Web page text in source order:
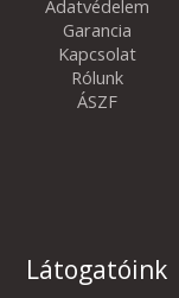
Adatvédelem
Garancia
Kapcsolat
Rólunk
ÁSZF
Látogatóink